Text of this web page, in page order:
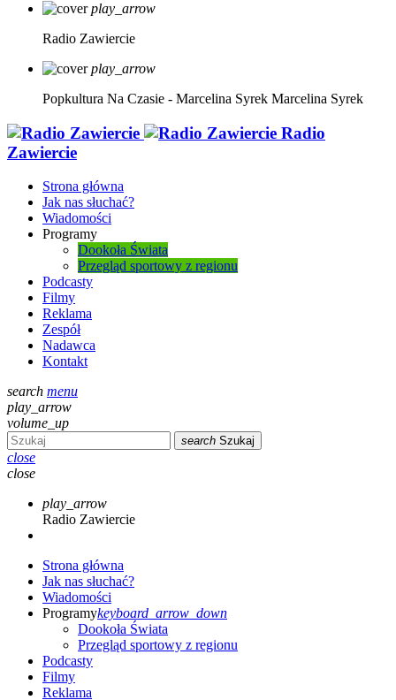
play_arrow
Radio Zawiercie
play_arrow
Popkultura Na Czasie - Marcelina Syrek Marcelina Syrek
Radio
Zawiercie
Strona główna
Jak nas słuchać?
Wiadomości
Programy
Dookoła Świata
Przegląd sportowy z regionu
Podcasty
Filmy
Reklama
Zespół
Nadawca
Kontakt
search menu
play_arrow
volume_up
search Szukaj
close
close
play_arrow
Radio Zawiercie
Strona główna
Jak nas słuchać?
Wiadomości
Programykeyboard_arrow_down
Dookoła Świata
Przegląd sportowy z regionu
Podcasty
Filmy
Reklama